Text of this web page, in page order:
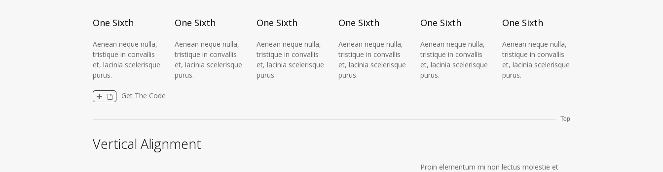
One Sixth
Aenean neque nulla,
tristique in convallis
et, lacinia scelerisque
purus.
One Sixth
Aenean neque nulla,
tristique in convallis
et, lacinia scelerisque
purus.
One Sixth
Aenean neque nulla,
tristique in convallis
et, lacinia scelerisque
purus.
One Sixth
Aenean neque nulla,
tristique in convallis
et, lacinia scelerisque
purus.
One Sixth
Aenean neque nulla,
tristique in convallis
et, lacinia scelerisque
purus.
One Sixth
Aenean neque nulla,
tristique in convallis
et, lacinia scelerisque
purus.
Get The Code
Top
Vertical Alignment
Proin elementum mi non lectus molestie et